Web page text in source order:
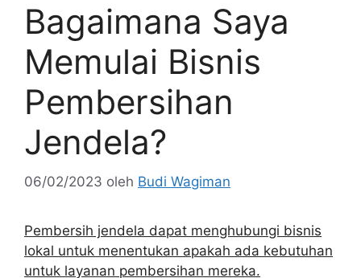
Bagaimana Saya
Memulai Bisnis
Pembersihan
Jendela?
06/02/2023 oleh Budi Wagiman
Pembersih jendela dapat menghubungi bisnis
lokal untuk menentukan apakah ada kebutuhan
untuk layanan pembersihan mereka.